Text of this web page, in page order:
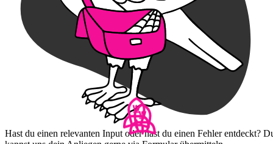
Hast du einen relevanten Input oder hast du einen Fehler entdeckt?